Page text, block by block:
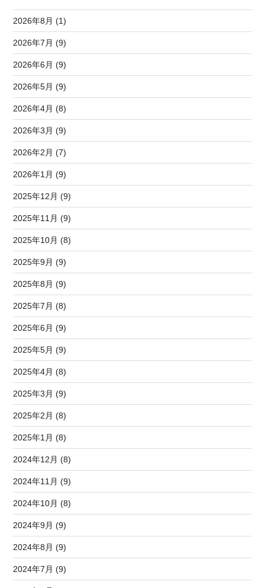
2026年8月 (1)
2026年7月 (9)
2026年6月 (9)
2026年5月 (9)
2026年4月 (8)
2026年3月 (9)
2026年2月 (7)
2026年1月 (9)
2025年12月 (9)
2025年11月 (9)
2025年10月 (8)
2025年9月 (9)
2025年8月 (9)
2025年7月 (8)
2025年6月 (9)
2025年5月 (9)
2025年4月 (8)
2025年3月 (9)
2025年2月 (8)
2025年1月 (8)
2024年12月 (8)
2024年11月 (9)
2024年10月 (8)
2024年9月 (9)
2024年8月 (9)
2024年7月 (9)